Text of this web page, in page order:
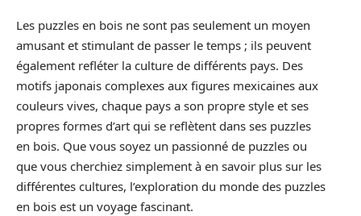
Les puzzles en bois ne sont pas seulement un moyen
amusant et stimulant de passer le temps ; ils peuvent
également refléter la culture de différents pays. Des
motifs japonais complexes aux figures mexicaines aux
couleurs vives, chaque pays a son propre style et ses
propres formes d’art qui se reflètent dans ses puzzles
en bois. Que vous soyez un passionné de puzzles ou
que vous cherchiez simplement à en savoir plus sur les
différentes cultures, l’exploration du monde des puzzles
en bois est un voyage fascinant.